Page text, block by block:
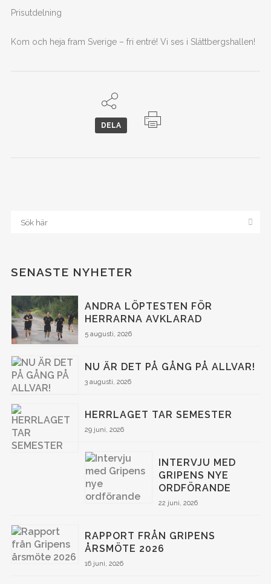
Prisutdelning
Kom och heja fram Sverige – fri entré! Vi ses i Slättbergshallen!
DELA
SENASTE NYHETER
ANDRA LÖPTESTEN FÖR
HERRARNA AVKLARAD
5 augusti, 2026
NU ÄR DET PÅ GÅNG PÅ ALLVAR!
3 augusti, 2026
HERRLAGET TAR SEMESTER
29 juni, 2026
INTERVJU MED
GRIPENS NYE
ORDFÖRANDE
22 juni, 2026
RAPPORT FRÅN GRIPENS
ÅRSMÖTE 2026
16 juni, 2026